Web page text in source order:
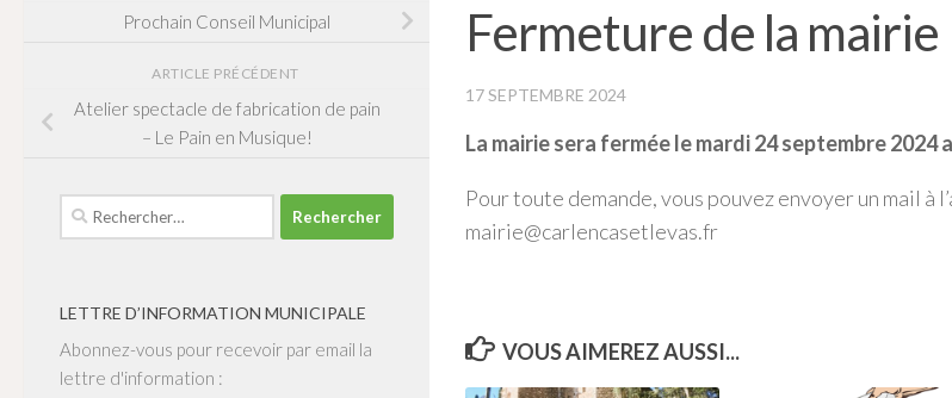
Fermeture de la mairie
17 SEPTEMBRE 2024
La mairie sera fermée lemardi 24 septembre 2024
Pour toute demande, vous pouvez envoyer un mail à
mairie@carlencasetlevas.fr
VOUS AIMEREZ AUSSI...
Prochain Conseil Municipal
ARTICLE PRÉCÉDENT
Atelier spectacle de fabrication de pain
– Le Pain en Musique!
Rechercher :
LETTRE D’INFORMATION MUNICIPALE
Abonnez-vous pour recevoir par email la
lettre d'information :